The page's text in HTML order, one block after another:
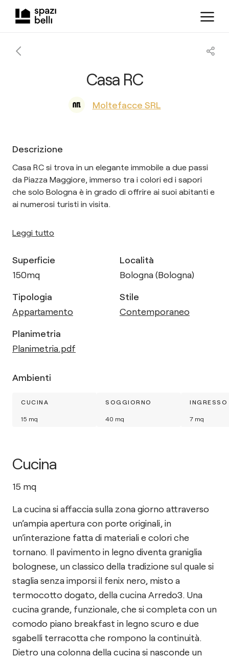
Casa RC
Moltefacce SRL
Descrizione
Casa RC si trova in un elegante immobile a due passi
da Piazza Maggiore, immerso tra i colori ed i sapori
che solo Bologna è in grado di offrire ai suoi abitanti e
ai numerosi turisti in visita.
Leggi tutto
Superficie
150mq
Località
Bologna (Bologna)
Tipologia
Appartamento
Stile
Contemporaneo
Planimetria
Planimetria.pdf
Ambienti
CUCINA
15 mq
SOGGIORNO
40 mq
INGRESSO
7 mq
Cucina
15 mq
La cucina si affaccia sulla zona giorno attraverso
un’ampia apertura con porte originali, in
un’interazione fatta di materiali e colori che
tornano. Il pavimento in legno diventa graniglia
bolognese, un classico della tradizione sul quale si
staglia senza imporsi il fenix nero, misto a
termocotto dogato, della cucina Arredo3. Una
cucina grande, funzionale, che si completa con un
comodo piano breakfast in legno scuro e due
sgabelli terracotta che rompono la continuità.
Dietro una colonna della cucina si nasconde un